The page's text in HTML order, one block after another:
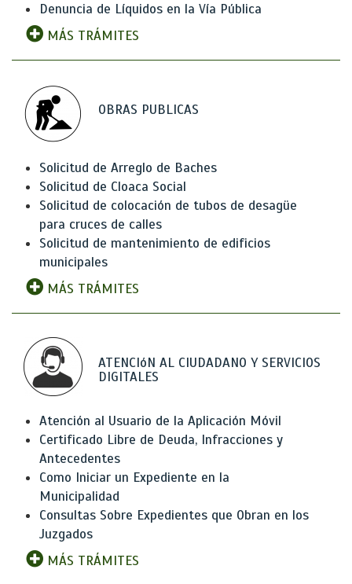
Denuncia de Líquidos en la Vía Pública
MÁS TRÁMITES
OBRAS PUBLICAS
Solicitud de Arreglo de Baches
Solicitud de Cloaca Social
Solicitud de colocación de tubos de desagüe
para cruces de calles
Solicitud de mantenimiento de edificios
municipales
MÁS TRÁMITES
ATENCIóN AL CIUDADANO Y SERVICIOS
DIGITALES
Atención al Usuario de la Aplicación Móvil
Certificado Libre de Deuda, Infracciones y
Antecedentes
Como Iniciar un Expediente en la
Municipalidad
Consultas Sobre Expedientes que Obran en los
Juzgados
MÁS TRÁMITES